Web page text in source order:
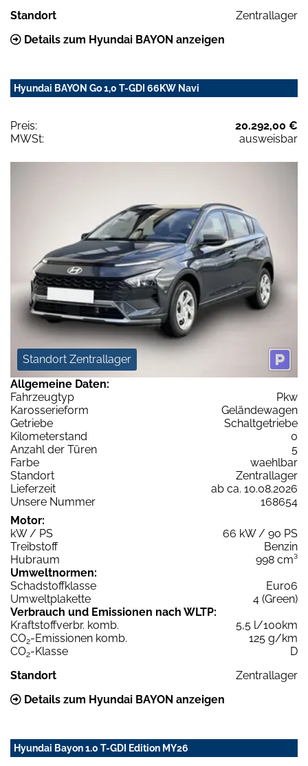
Standort
Zentrallager
Details zum Hyundai BAYON anzeigen
Hyundai BAYON Go 1,0 T-GDI 66KW Navi
Preis:
20.292,00 €
MWSt:
ausweisbar
Standort Zentrallager
Allgemeine Daten:
Fahrzeugtyp
Pkw
Karosserieform
Geländewagen
Getriebe
Schaltgetriebe
Kilometerstand
0
Anzahl der Türen
5
Farbe
waehlbar
Standort
Zentrallager
Lieferzeit
ab ca. 10.08.2026
Unsere Nummer
168654
Motor:
kW / PS
66 kW / 90 PS
Treibstoff
Benzin
Hubraum
998 cm³
Umweltnormen:
Schadstoffklasse
Euro6
Umweltplakette
4 (Green)
Verbrauch und Emissionen nach WLTP:
Kraftstoffverbr. komb.
5,5 l/100km
CO2-Emissionen komb.
125 g/km
CO2-Klasse
D
Standort
Zentrallager
Details zum Hyundai BAYON anzeigen
Hyundai Bayon 1.0 T-GDI Edition MY26